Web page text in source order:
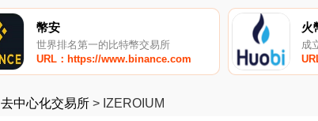
幣安
世界排名第一的比特幣交易所
URL：https://www.binance.com
火
成
去中心化交易所 > IZEROIUM